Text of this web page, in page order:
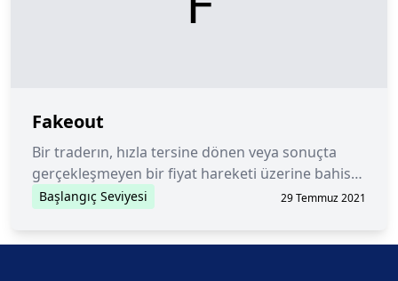
Fakeout
Bir traderın, hızla tersine dönen veya sonuçta
gerçekleşmeyen bir fiyat hareketi üzerine bahis
yaptığı bir pozisyona girdiği bir durum.
Başlangıç Seviyesi 29 Temmuz 2021